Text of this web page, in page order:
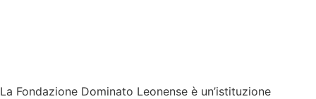
La Fondazione Dominato Leonense è un’istituzione